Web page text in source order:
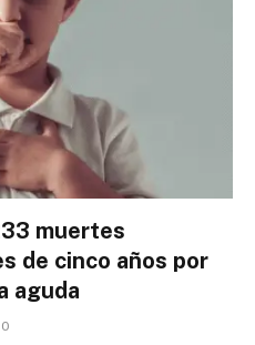
muertes
de cinco años por
aguda
0